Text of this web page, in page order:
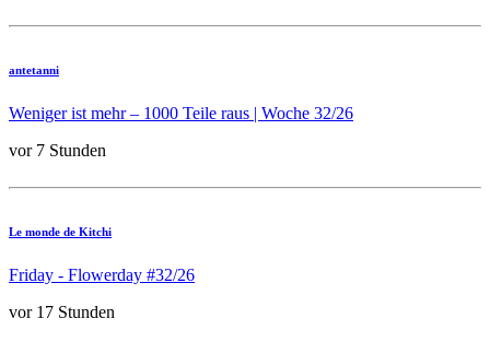
antetanni
Weniger ist mehr – 1000 Teile raus | Woche 32/26
vor 7 Stunden
Le monde de Kitchi
Friday - Flowerday #32/26
vor 17 Stunden